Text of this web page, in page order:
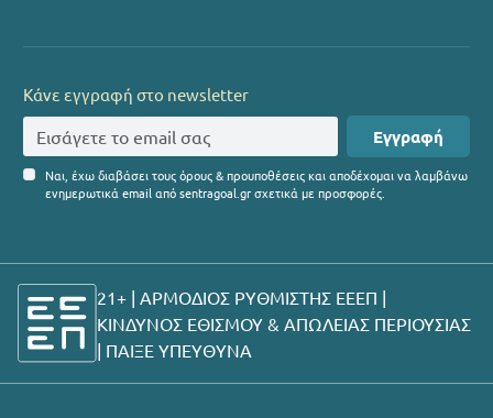
Κάνε εγγραφή στο newsletter
Εγγραφή
Ναι, έχω διαβάσει τους όρους & προυποθέσεις και αποδέχομαι να λαμβάνω
ενημερωτικά email από sentragoal.gr σχετικά με προσφορές.
21+ | ΑΡΜΟΔΙΟΣ ΡΥΘΜΙΣΤΗΣ ΕΕΕΠ |
ΚΙΝΔΥΝΟΣ ΕΘΙΣΜΟΥ & ΑΠΩΛΕΙΑΣ ΠΕΡΙΟΥΣΙΑΣ
| ΠΑΙΞΕ ΥΠΕΥΘΥΝΑ